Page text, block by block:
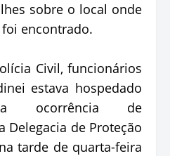
sobre o local onde
encontrado.
Civil, funcionários
estava hospedado
ocorrência de
Delegacia de Proteção
tarde de quarta-feira